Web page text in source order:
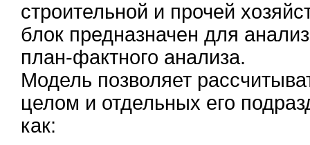
строительной и прочей
блок предназначен для
план-фактного анализа.
Модель позволяет
целом и отдельных его
как: